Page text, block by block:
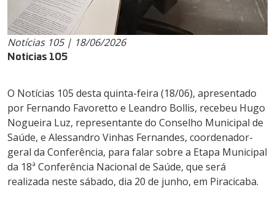
Notícias 105 | 18/06/2026
Noticias 105
O Notícias 105 desta quinta-feira (18/06), apresentado
por Fernando Favoretto e Leandro Bollis, recebeu Hugo
Nogueira Luz, representante do Conselho Municipal de
Saúde, e Alessandro Vinhas Fernandes, coordenador-
geral da Conferência, para falar sobre a Etapa Municipal
da 18ª Conferência Nacional de Saúde, que será
realizada neste sábado, dia 20 de junho, em Piracicaba.